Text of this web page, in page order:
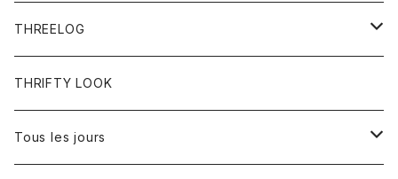
ワンピース
コート
Tシャツ
THREELOG
トップス
Tシャツ
THRIFTY LOOK
Tous les jours